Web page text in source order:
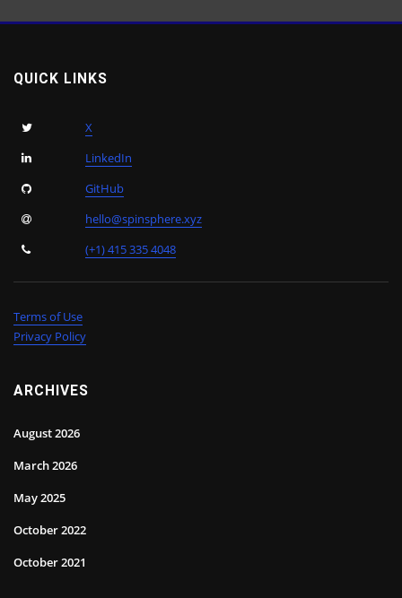
QUICK LINKS
X
LinkedIn
GitHub
hello@spinsphere.xyz
(+1) 415 335 4048
Terms of Use
Privacy Policy
ARCHIVES
August 2026
March 2026
May 2025
October 2022
October 2021